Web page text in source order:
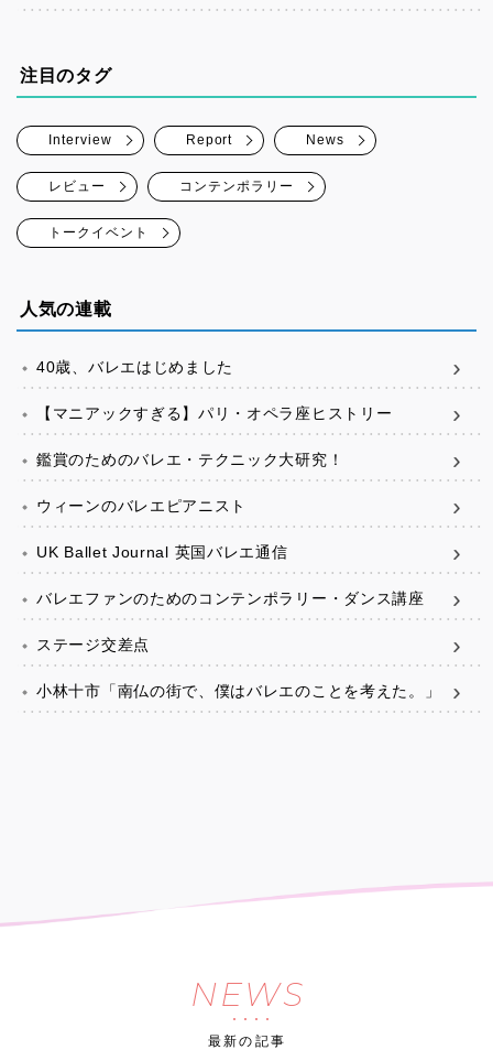
注目のタグ
Interview Report News
レビュー コンテンポラリー
トークイベント
人気の連載
40歳、バレエはじめました
【マニアックすぎる】パリ・オペラ座ヒストリー
鑑賞のためのバレエ・テクニック大研究！
ウィーンのバレエピアニスト
UK Ballet Journal 英国バレエ通信
バレエファンのためのコンテンポラリー・ダンス講座
ステージ交差点
小林十市「南仏の街で、僕はバレエのことを考えた。」
NEWS
最新の記事